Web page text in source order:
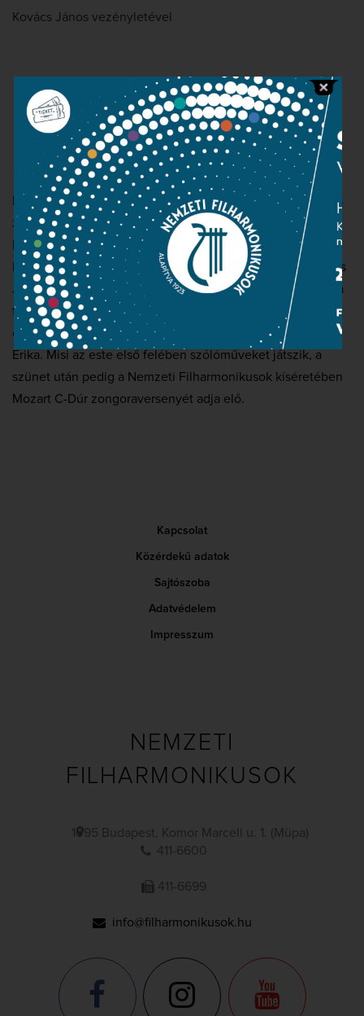
Kovács János vezényletével
zongora
Nemzeti Filharmonikus Zenekar
Boros Misi 2014 végén tűnt fel a Virtuózok című klasszikus
zenei tehetségkutató televíziós műsorban, ahol
korosztályában megnyerte a döntőt. Azóta a világ
legnagyobb pódiumain játszott, Európában, Amerikában és
Japánban. Számos nemzetközi zenei versenyről hozta el a
fődíjat, s kimagasló tehetségét és elbűvölő személyiségét
olyan mesterek méltatták, mint Vásáry Tamás és Miklósa
Erika. Misi az este első felében szólóműveket játszik, a
szünet után pedig a Nemzeti Filharmonikusok kíséretében
Mozart C-Dúr zongoraversenyét adja elő.
Kapcsolat
Közérdekű adatok
Sajtószoba
Adatvédelem
Impresszum
NEMZETI
FILHARMONIKUSOK
1095 Budapest, Komor Marcell u. 1. (Müpa)
411-6600
411-6699
info@filharmonikusok.hu